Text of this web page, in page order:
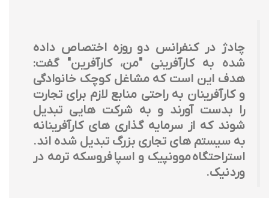
چادژ در کنفرانس دو روزه اختصاص داده
شده به کارآفرینی "من، کارآفرین" گفت:
هدف این است که مشاغل کوچک خانوادگی
و کارآفرینان به راحتی منابع لازم برای تجارت
را بدست آورند و به شرکت هایی تبدیل
شوند که از سرمایه گذاری های کارآفرینانه
به سیستم های تجاری بزرگ تبدیل شده اند.
استراحتگاه موونپیک و اسپا فروسکه ترمه در
وردنیک.